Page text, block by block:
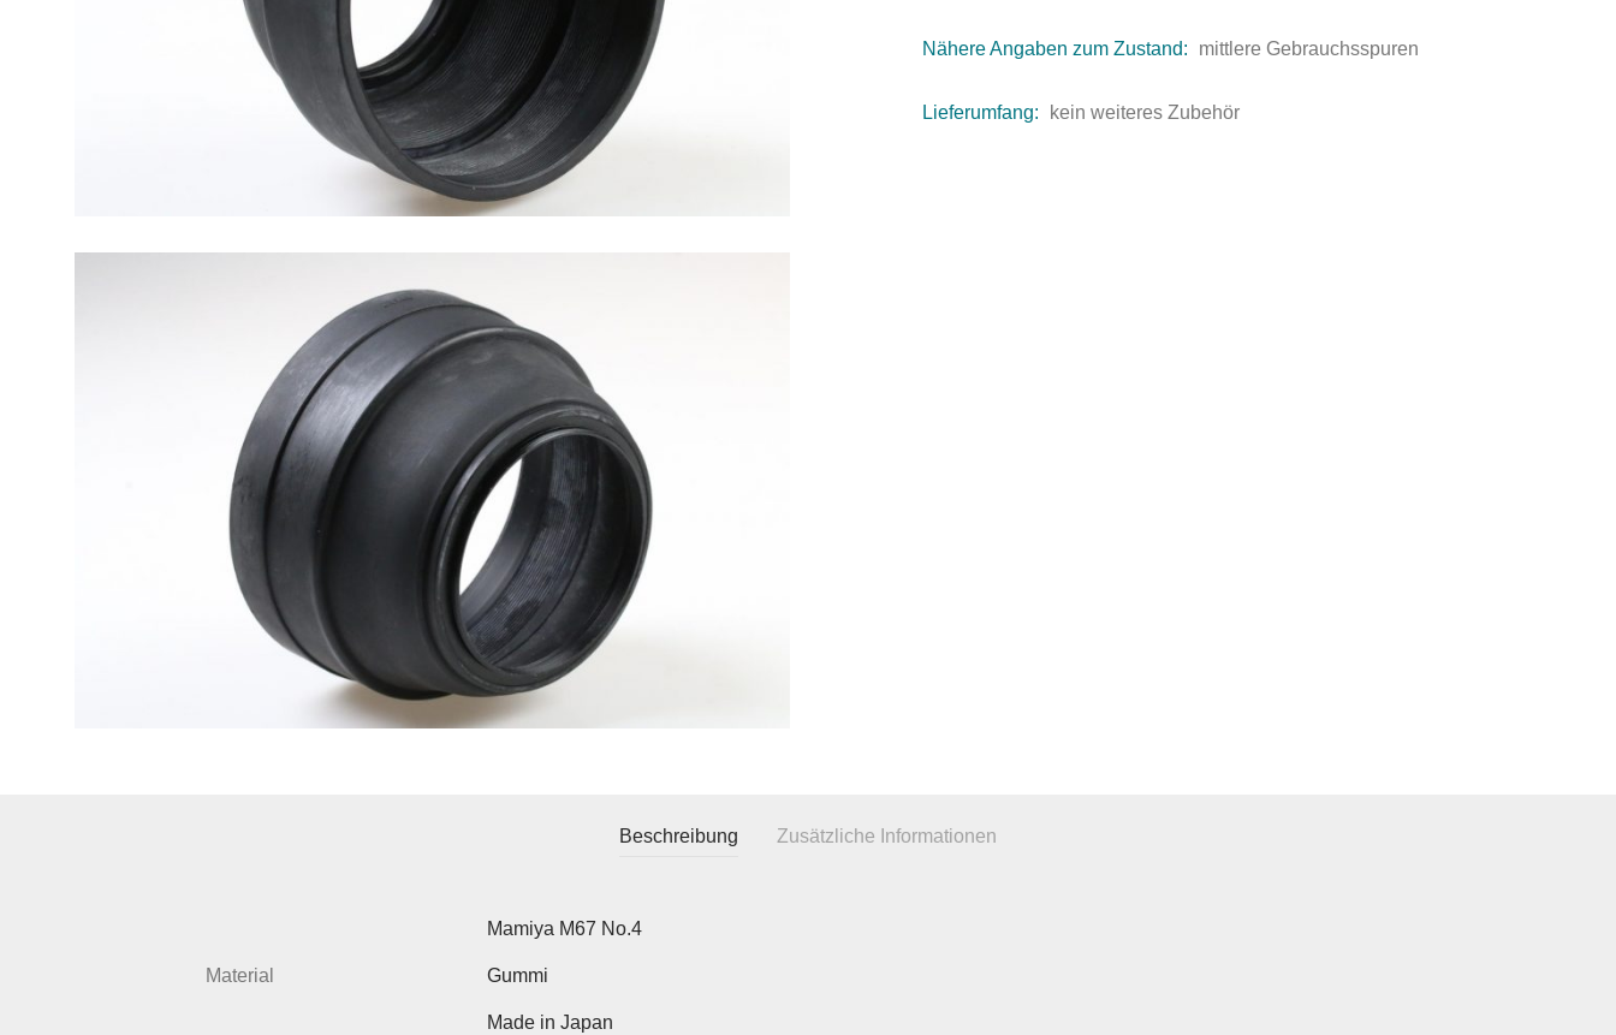
Nähere Angaben zum Zustand: mittlere Gebrauchsspuren
Lieferumfang: kein weiteres Zubehör
Beschreibung Zusätzliche Informationen
Mamiya M67 No.4
Material Gummi
Made in Japan